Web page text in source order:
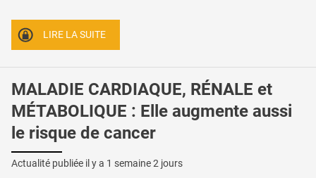
LIRE LA SUITE
MALADIE CARDIAQUE, RÉNALE et
MÉTABOLIQUE : Elle augmente aussi
le risque de cancer
Actualité publiée il y a 1 semaine 2 jours